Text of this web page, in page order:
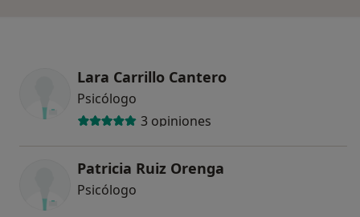
Lara Carrillo Cantero
Psicólogo
3 opiniones
Patricia Ruiz Orenga
Psicólogo